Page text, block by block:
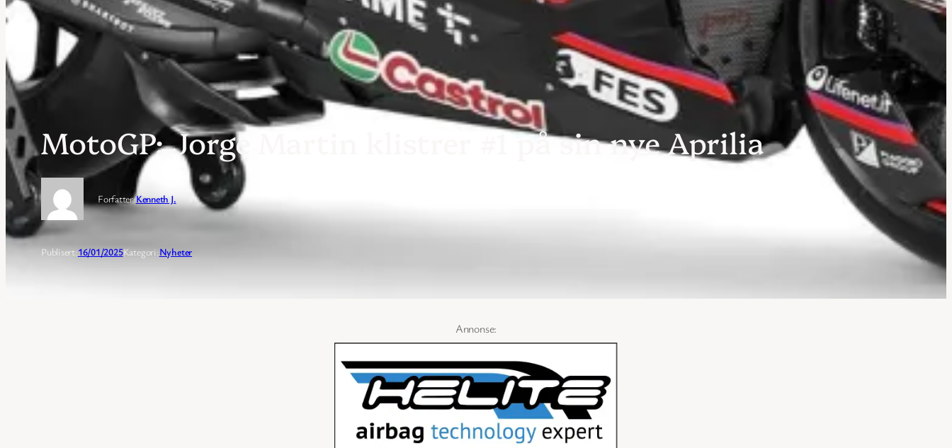
MotoGP: Jorge Martin klistrer #1 på sin nye Aprilia
Forfatter:Kenneth J.
Publisert:16/01/2025Kategori:Nyheter